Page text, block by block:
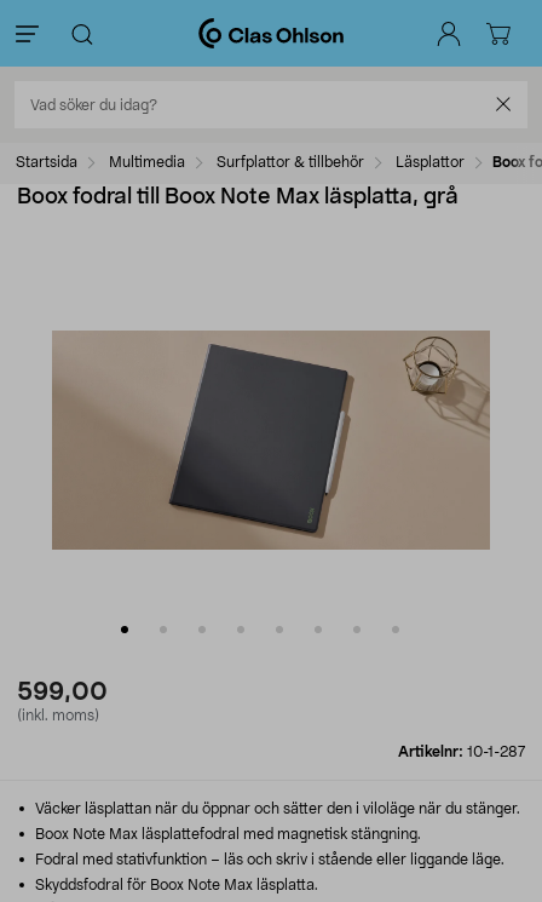
Startsida Multimedia Surfplattor & tillbehör Läsplattor Boox
Boox fodral till Boox Note Max läsplatta, grå
599,00
(inkl. moms)
Artikelnr: 10-1-287
Väcker läsplattan när du öppnar och sätter den i viloläge när du stänger.
Boox Note Max läsplattefodral med magnetisk stängning.
Fodral med stativfunktion – läs och skriv i stående eller liggande läge.
Skyddsfodral för Boox Note Max läsplatta.